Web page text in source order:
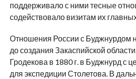
поддерживало с ними тесные
содействовало визитам их
Отношения России с Буджнурдом
до создания Закаспийской
Гродекова в 1880 г. в Буджнурд с
для экспедиции Столетова. В